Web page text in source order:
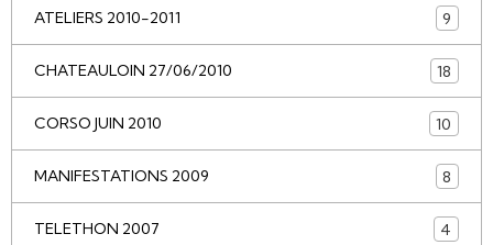
ATELIERS 2010-2011 9
CHATEAULOIN 27/06/2010 18
CORSO JUIN 2010 10
MANIFESTATIONS 2009 8
TELETHON 2007 4